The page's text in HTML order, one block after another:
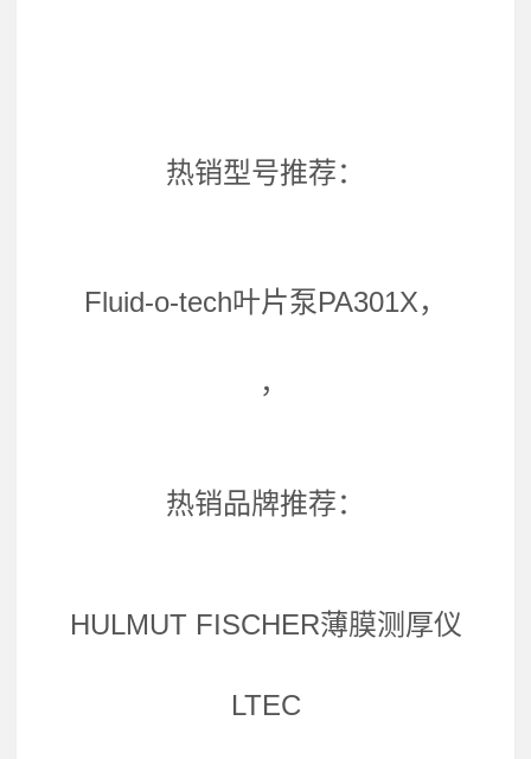
热销型号推荐：
Fluid-o-tech叶片泵PA301X，
，
热销品牌推荐：
HULMUT FISCHER薄膜测厚仪
LTEC